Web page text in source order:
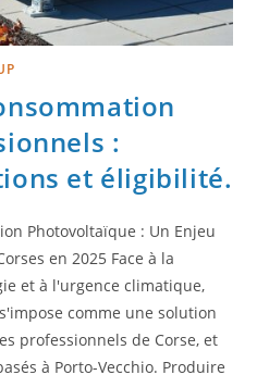
:
et éligibilité.
Photovoltaïque : Un Enjeu
en 2025 Face à la
et à l'urgence climatique,
comme une solution
professionnels de Corse, et
à Porto-Vecchio. Produire